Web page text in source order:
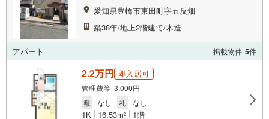
愛知県豊橋市東田町字五反畑
築38年/地上2階建て/木造
アパート 掲載物件 5件
2.2万円 即入居可
管理費等 3,000円
敷
なし 礼 なし
1K 16.53m2 1階